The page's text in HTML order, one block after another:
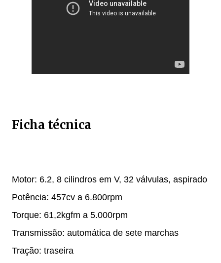
Ficha técnica
Motor: 6.2, 8 cilindros em V, 32 válvulas, aspirado
Potência: 457cv a 6.800rpm
Torque: 61,2kgfm a 5.000rpm
Transmissão: automática de sete marchas
Tração: traseira